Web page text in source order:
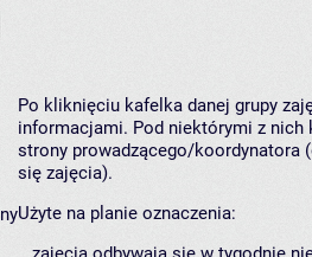
Po kliknięciu kafelka danej grupy
informacjami. Pod niektórymi z nich
strony prowadzącego/koordynatora
się zajęcia).
Użyte na planie oznaczenia: